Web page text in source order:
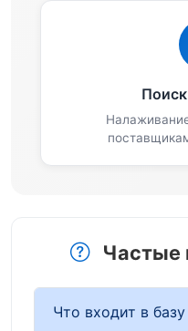
Частые
Что входит в